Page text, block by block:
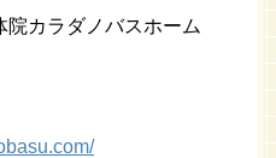
カラダノバスホーム